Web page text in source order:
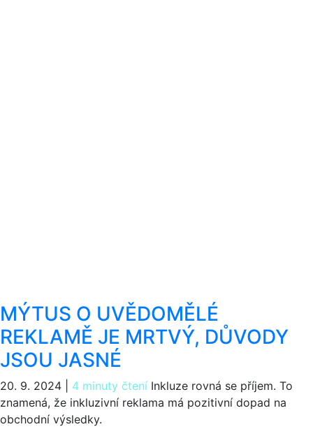
MÝTUS O UVĚDOMĚLÉ
REKLAMĚ JE MRTVÝ, DŮVODY
JSOU JASNÉ
20. 9. 2024 4 minuty čtení Inkluze rovná se příjem. To
znamená, že inkluzivní reklama má pozitivní dopad na
obchodní výsledky.